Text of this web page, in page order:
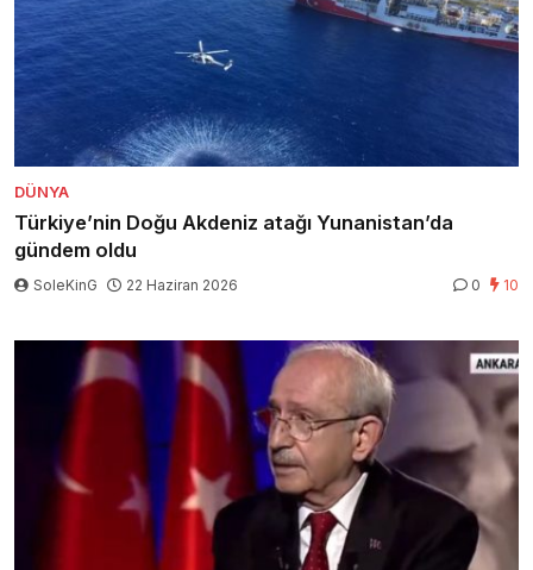
DÜNYA
Türkiye’nin Doğu Akdeniz atağı Yunanistan’da
gündem oldu
SoleKinG 22 Haziran 2026 0 10